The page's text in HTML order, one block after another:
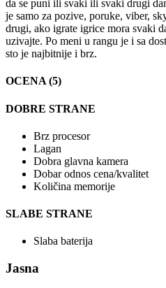
da se puni ili svaki ili svaki drugi
je samo za pozive, poruke, viber,
drugi, ako igrate igrice mora svaki
uzivajte. Po meni u rangu je i sa
sto je najbitnije i brz.
OCENA (5)
DOBRE STRANE
Brz procesor
Lagan
Dobra glavna kamera
Dobar odnos cena/kvalitet
Količina memorije
SLABE STRANE
Slaba baterija
Jasna